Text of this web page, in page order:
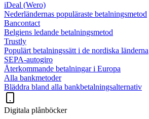
iDeal (Wero)
Nederländernas populäraste betalningsmetod
Bancontact
Belgiens ledande betalningsmetod
Trustly
Populärt betalningssätt i de nordiska länderna
SEPA-autogiro
Återkommande betalningar i Europa
Alla bankmetoder
Bläddra bland alla bankbetalningsalternativ
Digitala plånböcker